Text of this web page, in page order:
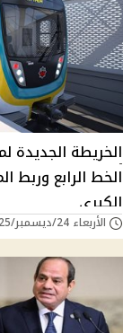
الخريطة الجديدة
الخط الرابع وربط
الكبرى
الأربعاء 24/ديسمبر/2025 - 04:00 ص